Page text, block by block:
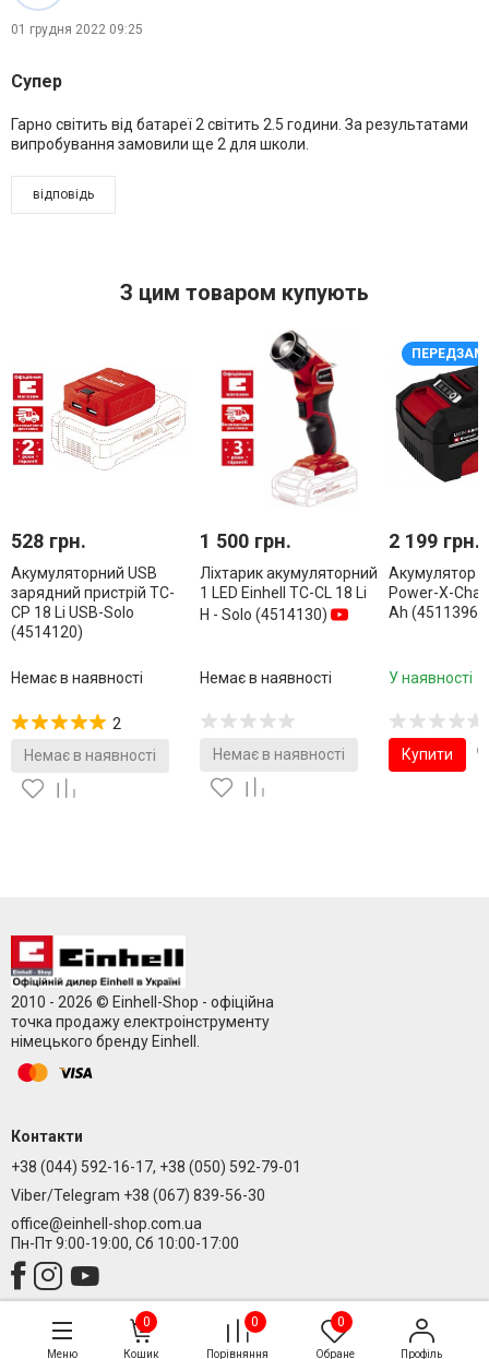
01 грудня 2022 09:25
Супер
Гарно світить від батареї 2 світить 2.5 години. За результатами
випробування замовили ще 2 для школи.
відповідь
З цим товаром купують
528 грн.
Акумуляторний USB
зарядний пристрій TC-
CP 18 Li USB-Solo
(4514120)
Немає в наявності
2
Немає в наявності
1 500 грн.
Ліхтарик акумуляторний
1 LED Einhell TC-CL 18 Li
Н - Solo (4514130)
Немає в наявності
Немає в наявності
2 199 грн.
Акумулятор
Power-X-
Ah (4511396)
У наявності
Купити
2010 - 2026 © Einhell-Shop - офіційна
точка продажу електроінструменту
німецького бренду Einhell.
Контакти
+38 (044) 592-16-17, +38 (050) 592-79-01
Viber/Telegram +38 (067) 839-56-30
office@einhell-shop.com.ua
Пн-Пт 9:00-19:00, Сб 10:00-17:00
Меню
0
Кошик
0
Порівняння
0
Обране Профіль